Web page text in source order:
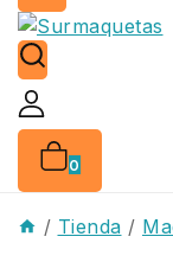
0
/ Tienda /